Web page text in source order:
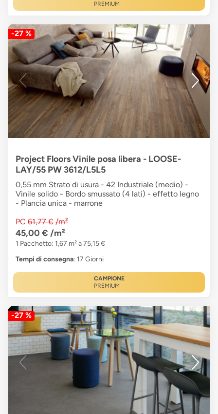
PREMIUM
-27 %
Project Floors Vinile posa libera - LOOSE-
LAY/55 PW 3612/L5L5
0,55 mm Strato di usura - 42 Industriale (medio) -
Vinile solido - Bordo smussato (4 lati) - effetto legno
- Plancia unica - marrone
PC 61,77 € /m²
45,00 € /m²
1 Pacchetto: 1,67 m² a 75,15 €
Tempi di consegna: 17 Giorni
CAMPIONE
PREMIUM
-27 %